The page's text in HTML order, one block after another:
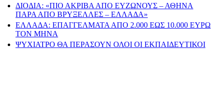
ΔΙΟΔΙΑ: «ΠΙΟ ΑΚΡΙΒΑ ΑΠΟ ΕΥΖΩΝΟΥΣ – ΑΘΗΝΑ
ΠΑΡΑ ΑΠΟ ΒΡΥΞΕΛΛΕΣ – ΕΛΛΑΔΑ»
ΕΛΛΑΔΑ: ΕΠΑΓΓΕΛΜΑΤΑ ΑΠΟ 2.000 ΕΩΣ 10.000 ΕΥΡΩ
ΤΟΝ ΜΗΝΑ
ΨΥΧΙΑΤΡΟ ΘΑ ΠΕΡΑΣΟΥΝ ΟΛΟΙ ΟΙ ΕΚΠΑΙΔΕΥΤΙΚΟΙ